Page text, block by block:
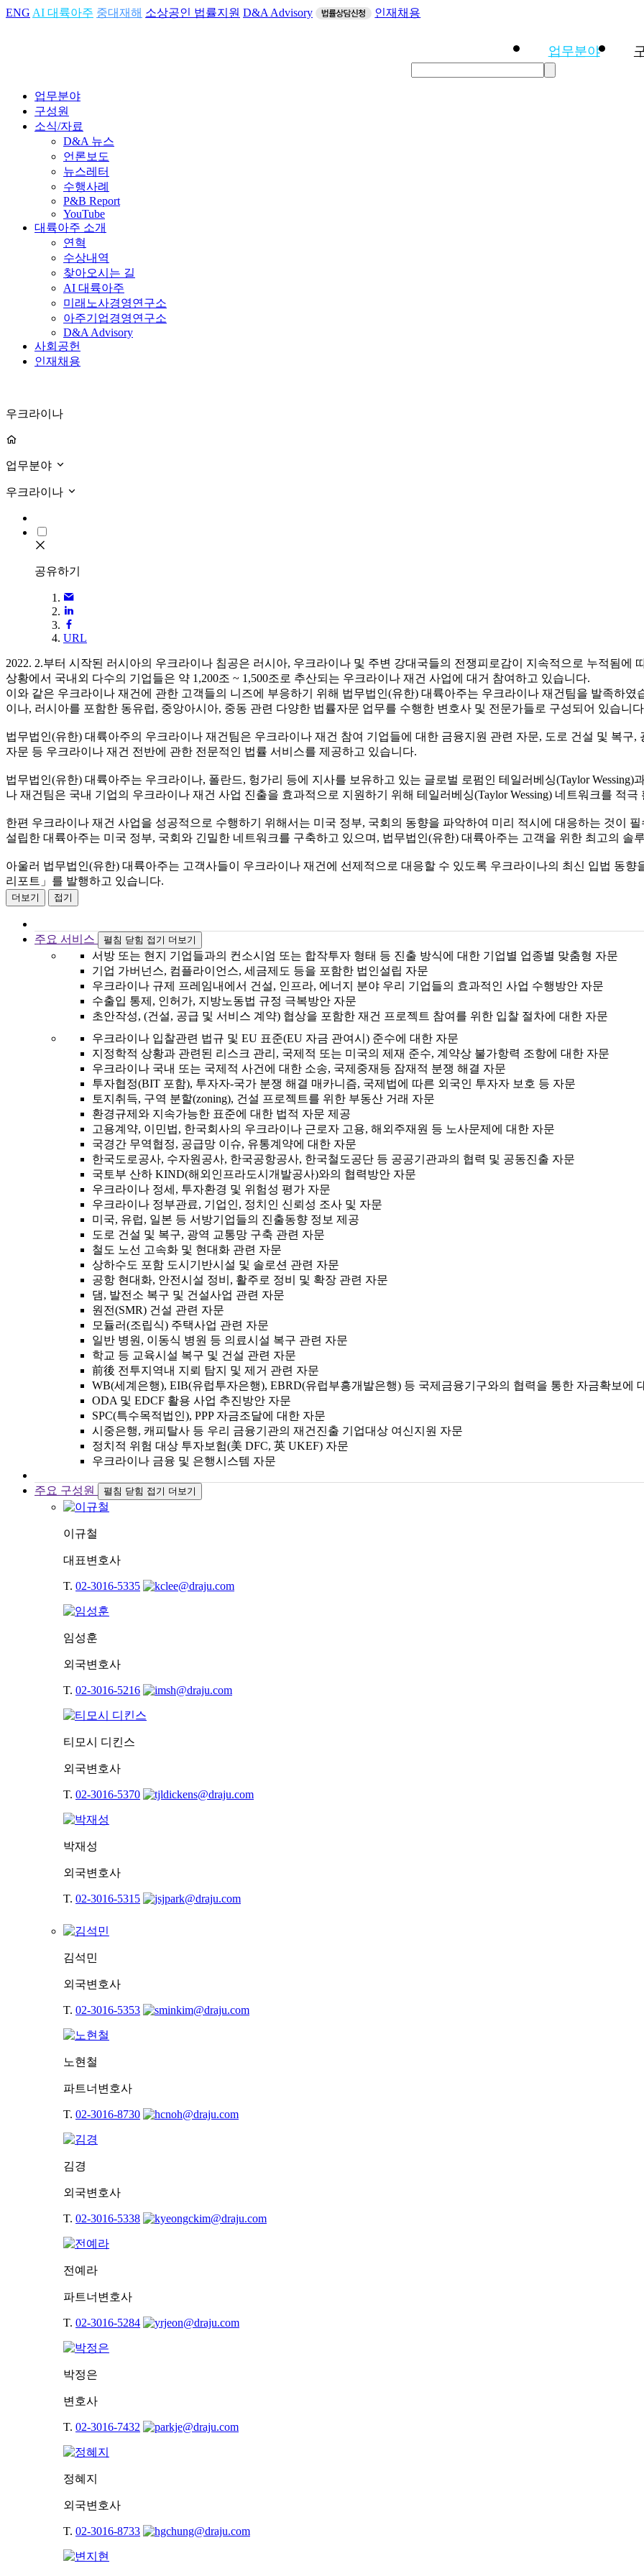
ENG AI 대륙아주 중대재해 소상공인 법률지원 D&A Advisory 인재채용
업무분야
업무분야
구성원
소식/자료
D&A 뉴스
언론보도
뉴스레터
수행사례
P&B Report
YouTube
대륙아주 소개
연혁
수상내역
찾아오시는 길
AI 대륙아주
미래노사경영연구소
아주기업경영연구소
D&A Advisory
사회공헌
인재채용
우크라이나
업무분야
우크라이나
공유하기
URL
2022. 2.부터 시작된 러시아의 우크라이나 침공은 러시아, 우크라이나 및 주변 강대국들의 전쟁피로감이 지속적으로 누적됨에
상황에서 국내외 다수의 기업들은 약 1,200조 ~ 1,500조로 추산되는 우크라이나 재건 사업에 대거 참여하고 있습니다.
이와 같은 우크라이나 재건에 관한 고객들의 니즈에 부응하기 위해 법무법인(유한) 대륙아주는 우크라이나 재건팀을 발족하
이나, 러시아를 포함한 동유럽, 중앙아시아, 중동 관련 다양한 법률자문 업무를 수행한 변호사 및 전문가들로 구성되어 있습니
법무법인(유한) 대륙아주의 우크라이나 재건팀은 우크라이나 재건 참여 기업들에 대한 금융지원 관련 자문, 도로 건설 및 복구
자문 등 우크라이나 재건 전반에 관한 전문적인 법률 서비스를 제공하고 있습니다.
법무법인(유한) 대륙아주는 우크라이나, 폴란드, 헝가리 등에 지사를 보유하고 있는 글로벌 로펌인 테일러베싱(Taylor Wessing)
나 재건팀은 국내 기업의 우크라이나 재건 사업 진출을 효과적으로 지원하기 위해 테일러베싱(Taylor Wessing) 네트워크를 적극
한편 우크라이나 재건 사업을 성공적으로 수행하기 위해서는 미국 정부, 국회의 동향을 파악하여 미리 적시에 대응하는 것이
설립한 대륙아주는 미국 정부, 국회와 긴밀한 네트워크를 구축하고 있으며, 법무법인(유한) 대륙아주는 고객을 위한 최고의 솔
아울러 법무법인(유한) 대륙아주는 고객사들이 우크라이나 재건에 선제적으로 대응할 수 있도록 우크라이나의 최신 입법 동향
리포트」를 발행하고 있습니다.
더보기 접기
주요 서비스 펼침 닫힘 접기 더보기
서방 또는 현지 기업들과의 컨소시엄 또는 합작투자 형태 등 진출 방식에 대한 기업별 업종별 맞춤형 자문
기업 가버넌스, 컴플라이언스, 세금제도 등을 포함한 법인설립 자문
우크라이나 규제 프레임내에서 건설, 인프라, 에너지 분야 우리 기업들의 효과적인 사업 수행방안 자문
수출입 통제, 인허가, 지방노동법 규정 극복방안 자문
초안작성, (건설, 공급 및 서비스 계약) 협상을 포함한 재건 프로젝트 참여를 위한 입찰 절차에 대한 자문
우크라이나 입찰관련 법규 및 EU 표준(EU 자금 관여시) 준수에 대한 자문
지정학적 상황과 관련된 리스크 관리, 국제적 또는 미국의 제재 준수, 계약상 불가항력 조항에 대한 자문
우크라이나 국내 또는 국제적 사건에 대한 소송, 국제중재등 잠재적 분쟁 해결 자문
투자협정(BIT 포함), 투자자-국가 분쟁 해결 매카니즘, 국제법에 따른 외국인 투자자 보호 등 자문
토지취득, 구역 분할(zoning), 건설 프로젝트를 위한 부동산 거래 자문
환경규제와 지속가능한 표준에 대한 법적 자문 제공
고용계약, 이민법, 한국회사의 우크라이나 근로자 고용, 해외주재원 등 노사문제에 대한 자문
국경간 무역협정, 공급망 이슈, 유통계약에 대한 자문
한국도로공사, 수자원공사, 한국공항공사, 한국철도공단 등 공공기관과의 협력 및 공동진출 자문
국토부 산하 KIND(해외인프라도시개발공사)와의 협력방안 자문
우크라이나 정세, 투자환경 및 위험성 평가 자문
우크라이나 정부관료, 기업인, 정치인 신뢰성 조사 및 자문
미국, 유럽, 일본 등 서방기업들의 진출동향 정보 제공
도로 건설 및 복구, 광역 교통망 구축 관련 자문
철도 노선 고속화 및 현대화 관련 자문
상하수도 포함 도시기반시설 및 솔로션 관련 자문
공항 현대화, 안전시설 정비, 활주로 정비 및 확장 관련 자문
댐, 발전소 복구 및 건설사업 관련 자문
원전(SMR) 건설 관련 자문
모듈러(조립식) 주택사업 관련 자문
일반 병원, 이동식 병원 등 의료시설 복구 관련 자문
학교 등 교육시설 복구 및 건설 관련 자문
前後 전투지역내 지뢰 탐지 및 제거 관련 자문
WB(세계은행), EIB(유럽투자은행), EBRD(유럽부흥개발은행) 등 국제금융기구와의 협력을 통한 자금확보에
ODA 및 EDCF 활용 사업 추진방안 자문
SPC(특수목적법인), PPP 자금조달에 대한 자문
시중은행, 캐피탈사 등 우리 금융기관의 재건진출 기업대상 여신지원 자문
정치적 위험 대상 투자보험(美 DFC, 英 UKEF) 자문
우크라이나 금융 및 은행시스템 자문
주요 구성원 펼침 닫힘 접기 더보기
이규철
대표변호사
T. 02-3016-5335
임성훈
외국변호사
T. 02-3016-5216
티모시 디킨스
외국변호사
T. 02-3016-5370
박재성
외국변호사
T. 02-3016-5315
김석민
외국변호사
T. 02-3016-5353
노현철
파트너변호사
T. 02-3016-8730
김경
외국변호사
T. 02-3016-5338
전예라
파트너변호사
T. 02-3016-5284
박정은
변호사
T. 02-3016-7432
정혜지
외국변호사
T. 02-3016-8733